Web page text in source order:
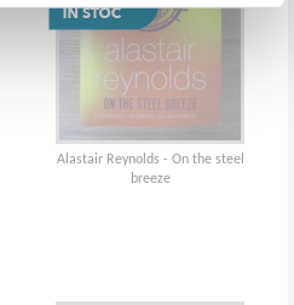
Alastair Reynolds - On the steel
breeze